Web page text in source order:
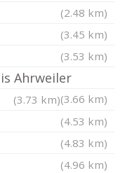
(2.48 km)
(3.45 km)
(3.53 km)
Ahrweiler
(3.66 km)
(3.73 km)
(4.53 km)
(4.83 km)
(4.96 km)